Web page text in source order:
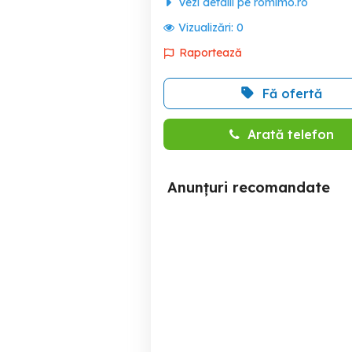
Vizualizări: 0
Raportează
Fă ofertă
Arată telefon
Anunțuri recomandate